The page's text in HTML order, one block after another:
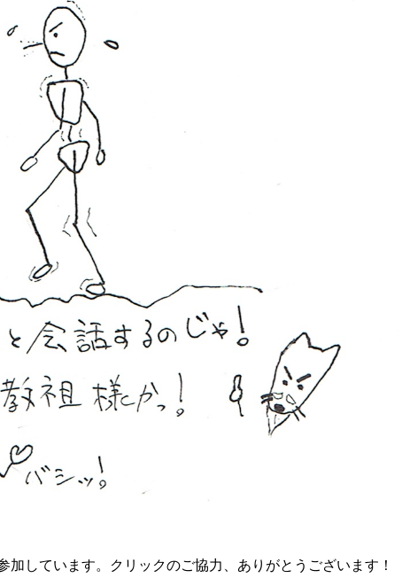
加しています。クリックのご協力、ありがとうございます！